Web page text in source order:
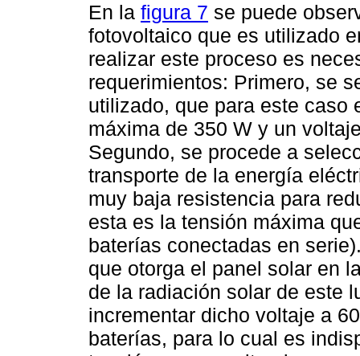
En la figura 7 se puede
fotovoltaico que es utilizado
realizar este proceso es
requerimientos: Primero, se
utilizado, que para este caso
máxima de 350 W y un
Segundo, se procede a
transporte de la energía
muy baja resistencia para
esta es la tensión máxima
baterías conectadas en
que otorga el panel solar en
de la radiación solar de este
incrementar dicho voltaje a
baterías, para lo cual es